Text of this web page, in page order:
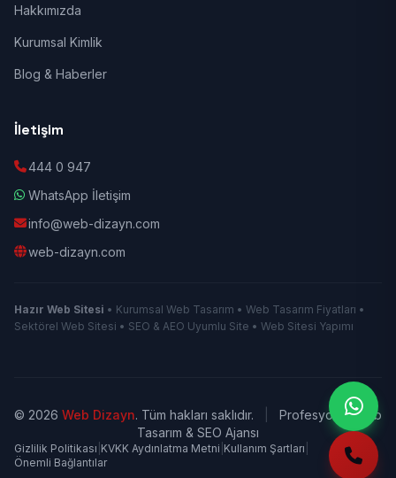
Hakkımızda
Kurumsal Kimlik
Blog & Haberler
İletişim
444 0 947
WhatsApp İletişim
info@web-dizayn.com
web-dizayn.com
Hazır Web Sitesi • Kurumsal Web Tasarım • Web Tasarım Fiyatları •
Sektörel Web Sitesi • SEO & AEO Uyumlu Site • Web Sitesi Yapımı
© 2026 Web Dizayn. Tüm hakları saklıdır.
Profesyonel Web
Tasarım & SEO Ajansı
Gizlilik Politikası KVKK Aydınlatma Metni Kullanım Şartları
Önemli Bağlantılar